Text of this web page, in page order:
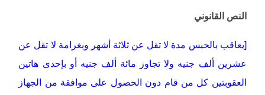
النص القانوني
[يعاقب بالحبس مدة لا تقل عن ثلاثة أشهر وبغرامة لا تقل عن
عشرين ألف جنيه ولا تجاوز مائة ألف جنيه أو بإحدى هاتين
العقوبتين كل من قام دون الحصول على موافقة من الجهاز